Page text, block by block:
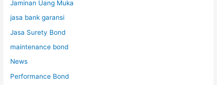
Jaminan Uang Muka
jasa bank garansi
Jasa Surety Bond
maintenance bond
News
Performance Bond